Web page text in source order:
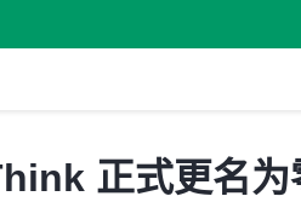
正式更名为